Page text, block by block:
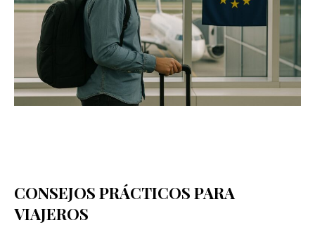
CONSEJOS PRÁCTICOS PARA
VIAJEROS